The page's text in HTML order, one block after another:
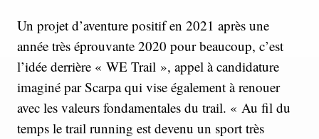
Un projet d’aventure positif en 2021 après une
année très éprouvante 2020 pour beaucoup, c’est
l’idée derrière « WE Trail », appel à candidature
imaginé par Scarpa qui vise également à renouer
avec les valeurs fondamentales du trail. « Au fil du
temps le trail running est devenu un sport très